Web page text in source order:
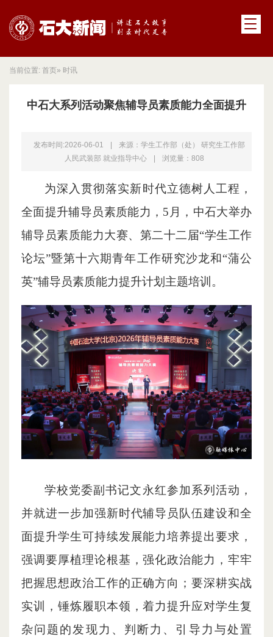
当前位置: 首页» 时讯
中石大系列活动聚焦辅导员素质能力全面提升
发布时间:2026-06-01
来源：学生工作部（处） 研究生工作部
人民武装部 就业指导中心
浏览量： 808
为深入贯彻落实新时代立德树人工程，
全面提升辅导员素质能力，5月，中石大举办
辅导员素质能力大赛、第二十二届“学生工作
论坛”暨第十六期青年工作研究沙龙和“蒲公
英”辅导员素质能力提升计划主题培训。
学校党委副书记文永红参加系列活动，
并就进一步加强新时代辅导员队伍建设和全
面提升学生可持续发展能力培养提出要求，
强调要厚植理论根基，强化政治能力，牢牢
把握思想政治工作的正确方向；要深耕实战
实训，锤炼履职本领，着力提升应对学生复
杂问题的发现力、判断力、引导力与处置